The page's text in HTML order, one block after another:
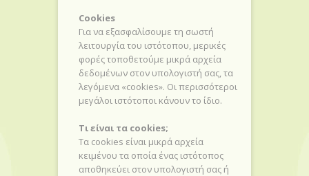
Cookies
Για να εξασφαλίσουμε τη σωστή
λειτουργία του ιστότοπου, μερικές
φορές τοποθετούμε μικρά αρχεία
δεδομένων στον υπολογιστή σας, τα
λεγόμενα «cookies». Οι περισσότεροι
μεγάλοι ιστότοποι κάνουν το ίδιο.
Τι είναι τα cookies;
Τα cookies είναι μικρά αρχεία
κειμένου τα οποία ένας ιστότοπος
αποθηκεύει στον υπολογιστή σας ή